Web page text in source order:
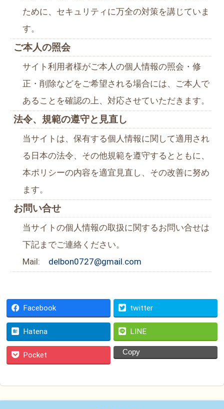
ために、セキュリティに万全の対策を講じていま
す。
ご本人の照会
サイト利用者様がご本人の個人情報の照会・修
正・削除などをご希望される場合には、ご本人で
あることを確認の上、対応させていただきます。
法令、規範の遵守と見直し
当サイトは、保有する個人情報に関して適用され
る日本の法令、その他規範を遵守するとともに、
本ポリシーの内容を適宜見直し、その改善に努め
ます。
お問い合せ
当サイトの個人情報の取扱に関するお問い合せは
下記までご連絡ください。
Mail: delbon0727@gmail.com
Facebook twitter
Hatena LINE
Pocket Copy